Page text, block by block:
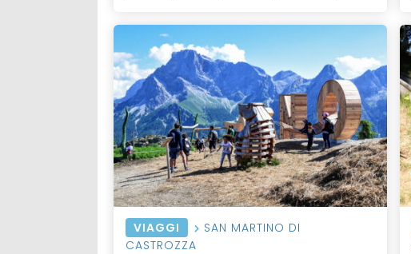
VIAGGI
SAN MARTINO DI
CASTROZZA